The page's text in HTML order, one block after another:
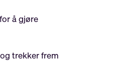
for å gjøre
trekker frem